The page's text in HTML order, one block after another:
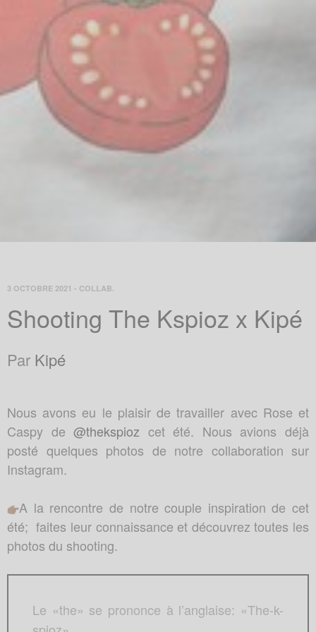
3 OCTOBRE 2021 - COLLAB.
Shooting The Kspioz x Kipé
Par Kipé
Nous avons eu le plaisir de travailler avec Rose et
Caspy de@thekspioz cet été. Nous avions déjà
posté quelques photos de notre collaboration sur
Instagram.
A la rencontre de notre couple inspiration de cet
été; faites leur connaissance et découvrez toutes les
photos du shooting.
Le «the» se prononce à l’anglaise: «The-k-